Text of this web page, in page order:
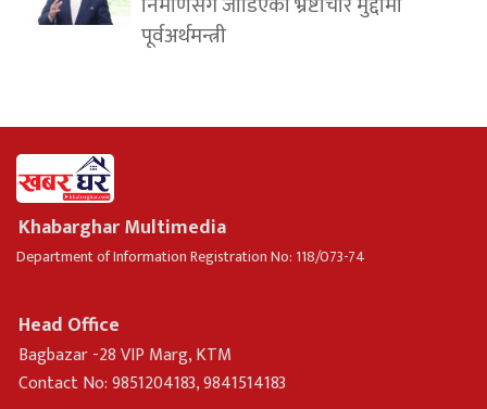
पूर्वअर्थमन्त्री
Khabarghar Multimedia
Department of Information Registration No: 118/073-74
Head Office
Bagbazar -28 VIP Marg, KTM
Contact No: 9851204183, 9841514183